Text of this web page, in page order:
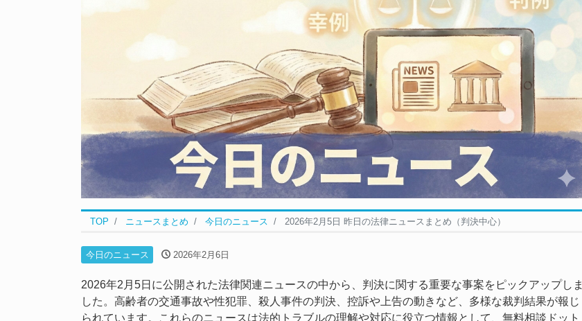
TOP ニュースまとめ 今日のニュース 2026年2月5日 昨日の法律ニュースまとめ（判決中心）
今日のニュース 2026年2月6日
2026年2月5日に公開された法律関連ニュースの中から、判決に関する重要な事案をピックアップしま
した。高齢者の交通事故や性犯罪、殺人事件の判決、控訴や上告の動きなど、多様な裁判結果が報じ
られています。これらのニュースは法的トラブルの理解や対応に役立つ情報として、無料相談ドット